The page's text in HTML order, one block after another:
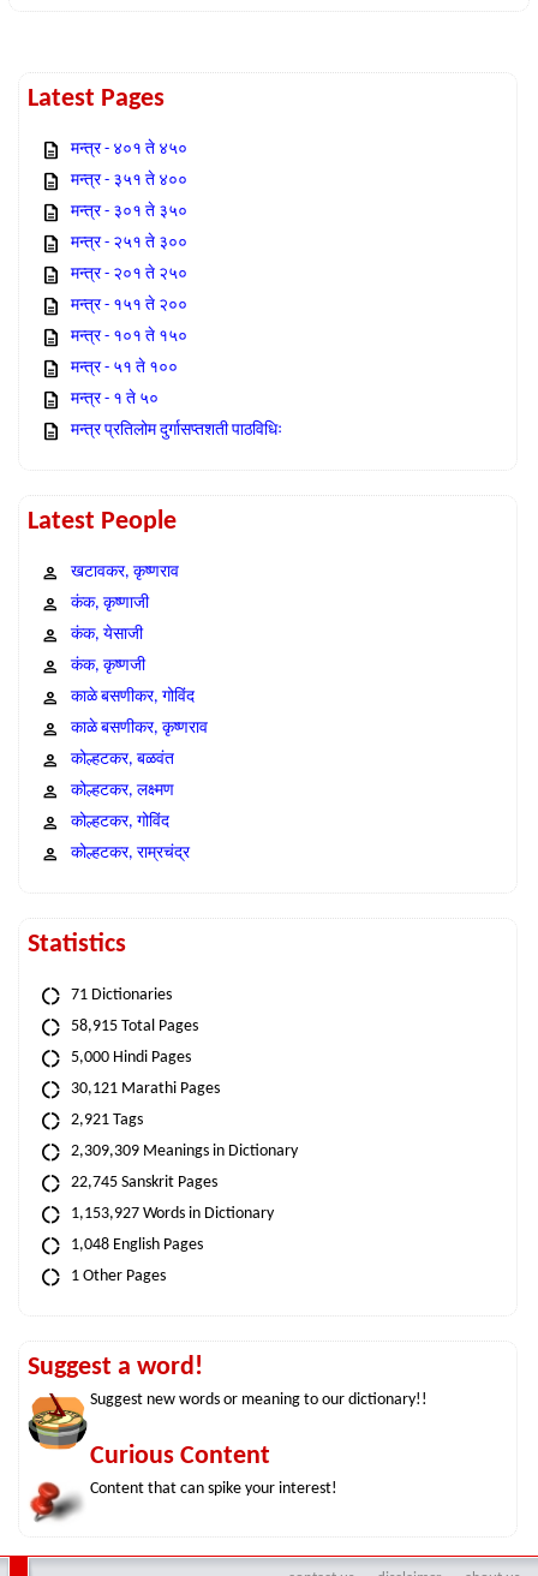
Latest Pages
मन्त्र - ४०१ ते ४५०
मन्त्र - ३५१ ते ४००
मन्त्र - ३०१ ते ३५०
मन्त्र - २५१ ते ३००
मन्त्र - २०१ ते २५०
मन्त्र - १५१ ते २००
मन्त्र - १०१ ते १५०
मन्त्र - ५१ ते १००
मन्त्र - १ ते ५०
मन्त्र प्रतिलोम दुर्गासप्तशती पाठविधिः
Latest People
खटावकर, कृष्णराव
कंक, कृष्णाजी
कंक, येसाजी
कंक, कृष्णजी
काळे बसणीकर, गोविंद
काळे बसणीकर, कृष्णराव
कोल्हटकर, बळवंत
कोल्हटकर, लक्ष्मण
कोल्हटकर, गोविंद
कोल्हटकर, राम्रचंद्र
Statistics
71 Dictionaries
58,915 Total Pages
5,000 Hindi Pages
30,121 Marathi Pages
2,921 Tags
2,309,309 Meanings in Dictionary
22,745 Sanskrit Pages
1,153,927 Words in Dictionary
1,048 English Pages
1 Other Pages
Suggest a word!
Suggest new words or meaning to our dictionary!!
Curious Content
Content that can spike your interest!